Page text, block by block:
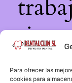
Para ofrecer las
cookies para